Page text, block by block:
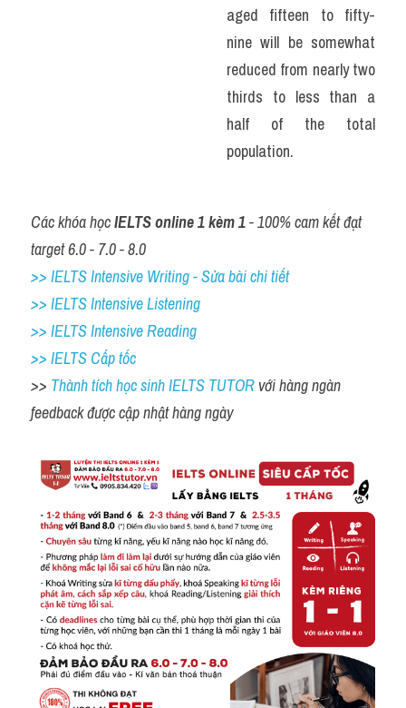
aged fifteen to fifty-
nine will be somewhat
reduced from nearly two
thirds to less than a
half of the total
population.
Các khóa học IELTS online 1 kèm 1 - 100% cam kết đạt
target 6.0 - 7.0 - 8.0
>> IELTS Intensive Writing - Sửa bài chi tiết
>> IELTS Intensive Listening
>> IELTS Intensive Reading
>> IELTS Cấp tốc
>> Thành tích học sinh IELTS TUTOR với hàng ngàn
feedback được cập nhật hàng ngày